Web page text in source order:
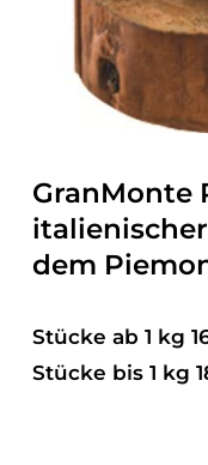
GranMonte
dem
Stücke ab 1 kg
Stücke bis 1 kg